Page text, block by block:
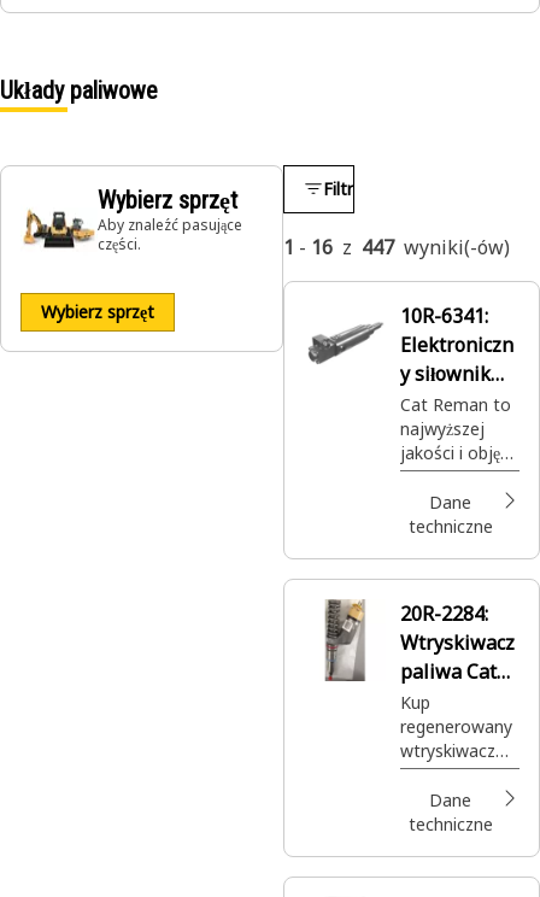
Układy paliwowe
Wybierz sprzęt
Aby znaleźć pasujące
części.
Wybierz sprzęt
Filtr
1 - 16 z 447 wyniki(-ów)
10R-6341:
Elektroniczn
y siłownik
Cat® Reman
Cat Reman to
najwyższej
jakości i objęte
pełną
gwarancją
regenerowane
dostępne,
ich
potrzebujesz, i
to za ułamek
standardowej
ceny.
Dane
techniczne
20R-2284:
Wtryskiwacz
paliwa Cat®
Reman
Kup
regenerowany
wtryskiwacz
paliwa Cat®
20R-2284. Ta
część jest
specjalnie do
Dane
techniczne